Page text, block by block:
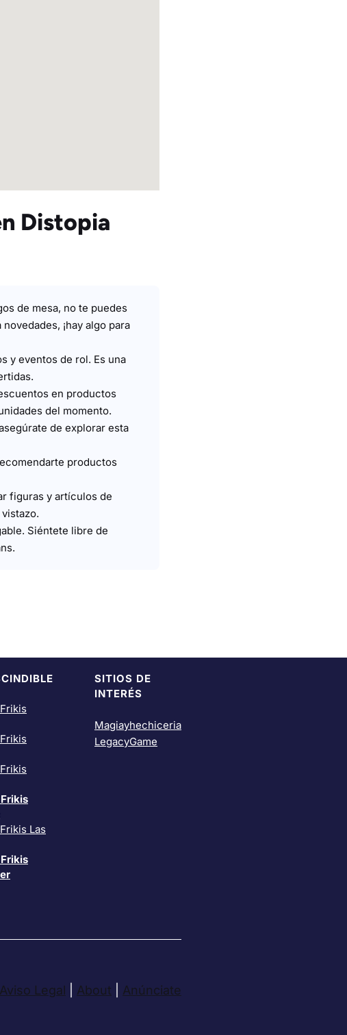
Distopia
de mesa, no te puedes
¡hay algo para
y eventos de rol. Es una
en productos
del momento.
de explorar esta
productos
figuras y artículos de
Siéntete libre de
Las
SITIOS DE
INTERÉS
Magiayhechiceria
LegacyGame
Aviso Legal About Anúnciate